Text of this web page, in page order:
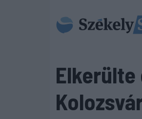
Elkerülte